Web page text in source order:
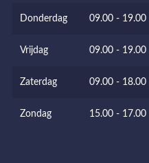
Donderdag 09.00 - 19.00
Vrijdag 09.00 - 19.00
Zaterdag 09.00 - 18.00
Zondag 15.00 - 17.00